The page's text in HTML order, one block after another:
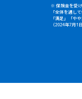
※ 保険金を受
「全体を通し
「満足」「や
（2024年7月1